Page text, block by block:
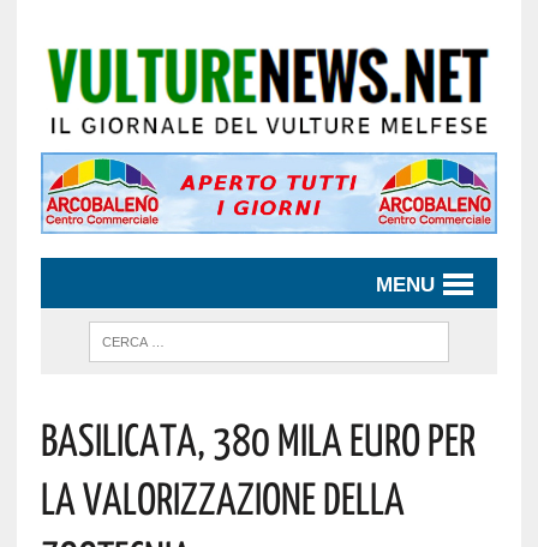
MENU
Basilicata, 380 Mila Euro Per
La Valorizzazione Della